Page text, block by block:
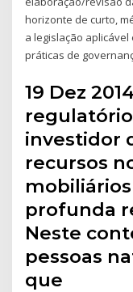
horizonte de curto,
a legislação
práticas de
19 Dez
investidor
recursos
profunda
Neste
pessoas
que